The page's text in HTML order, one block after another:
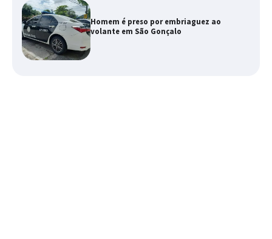
Homem é preso por embriaguez ao
volante em São Gonçalo